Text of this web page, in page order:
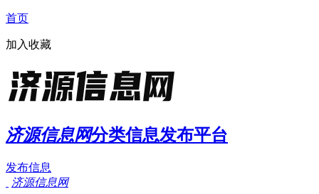
首页
加入收藏
济源信息网分类信息发布平台
发布信息
济源信息网